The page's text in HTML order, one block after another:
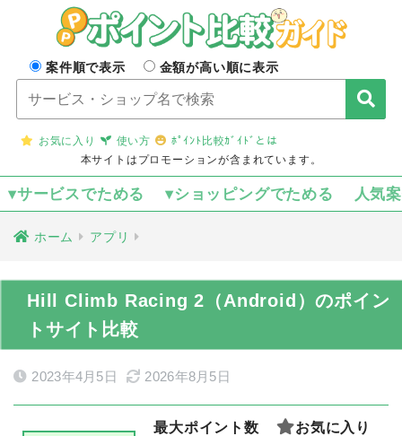
案件順で表示 金額が高い順に表示
お気に入り 使い方
ﾎﾟｲﾝﾄ比較ｶﾞｲﾄﾞとは
本サイトはプロモーションが含まれています。
▾サービスでためる ▾ショッピングでためる 人気
ホーム アプリ
Hill Climb Racing 2（Android）のポイン
トサイト比較
2023年4月5日 2026年8月5日
最大ポイント数 お気に入り